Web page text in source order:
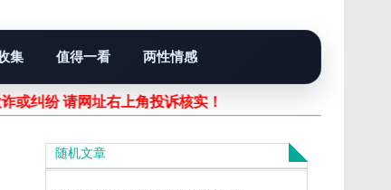
集 值得一看 两性情感
诈或纠纷 请网址右上角投诉核实！
随机文章